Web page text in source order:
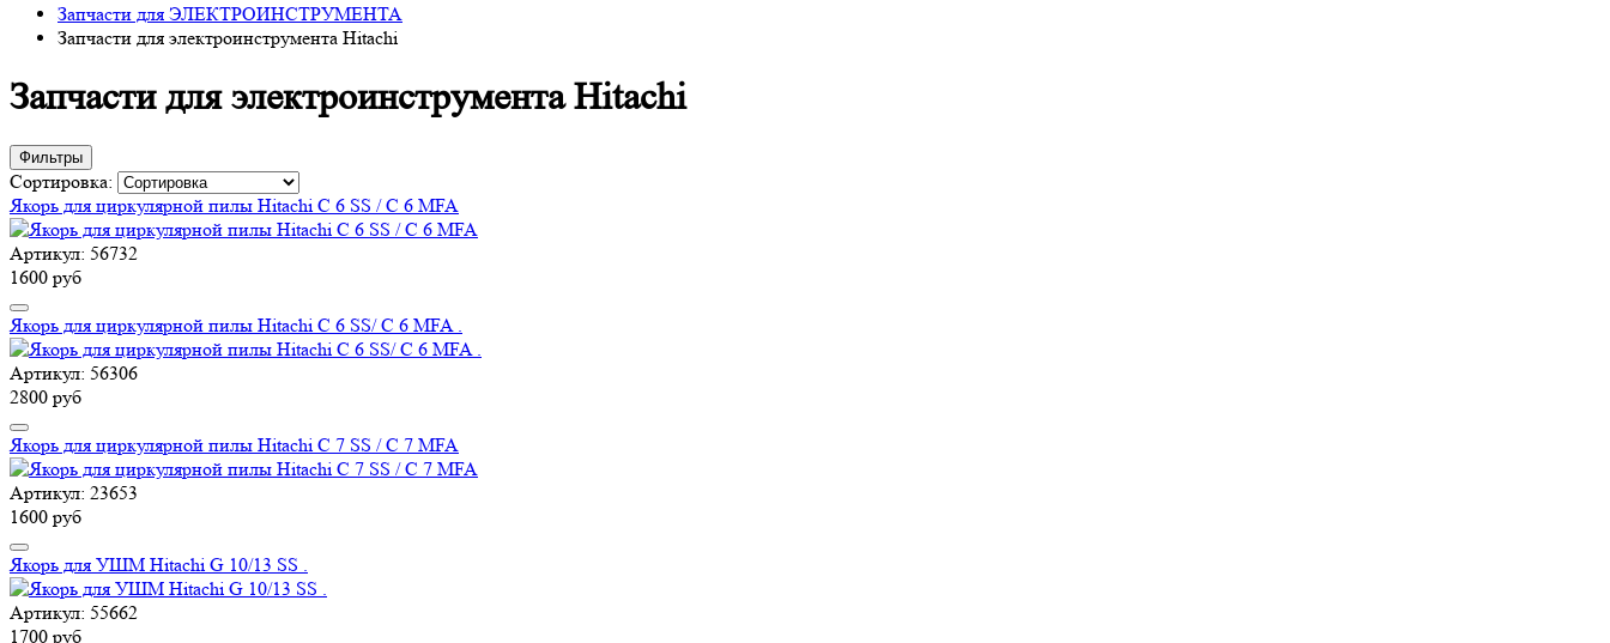
Запчасти для ЭЛЕКТРОИНСТРУМЕНТА
Запчасти для электроинструмента Hitachi
Запчасти для электроинструмента Hitachi
Фильтры
Сортировка:
Якорь для циркулярной пилы Hitachi C 6 SS / C 6 MFA
Артикул: 56732
1600 руб
Якорь для циркулярной пилы Hitachi C 6 SS/ C 6 MFA .
Артикул: 56306
2800 руб
Якорь для циркулярной пилы Hitachi C 7 SS / C 7 MFA
Артикул: 23653
1600 руб
Якорь для УШМ Hitachi G 10/13 SS .
Артикул: 55662
1700 руб